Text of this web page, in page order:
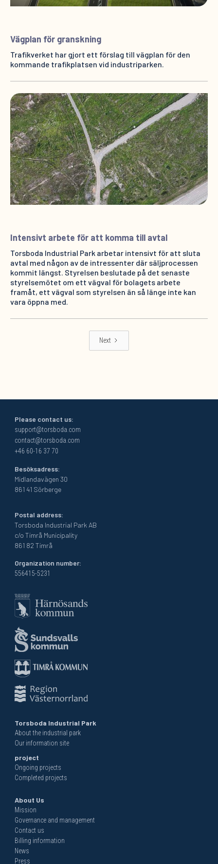
Vägplan för granskning
Trafikverket har gjort ett förslag till vägplan för den
kommande trafikplatsen vid industriparken.
Intensivt arbete för att komma till avtal
Torsboda Industrial Park arbetar intensivt för att sluta
avtal med någon av de intressenter där säljprocessen
kommit längst. Styrelsen beslutade på det senaste
styrelsemötet om ett vägval för bolagets arbete
framåt, ett vägval som styrelsen än så länge inte kan
vara öppna med.
Next
Please contact us:
support@torsboda.com
contact@torsboda.com
+46 60-16 37 70
Besöksadress:
Midlandavägen 30
861 41 Sörberge
Postal address:
Torsboda Industrial Park AB
c/o Timrå Municipality
861 82 Timrå
Organization number:
556415-5231
Torsboda Industrial Park
About the industrial park
Our information site
project
Ongoing projects
Completed projects
About Us
Mission
Governance and management
Contact us
Billing information
News
Press